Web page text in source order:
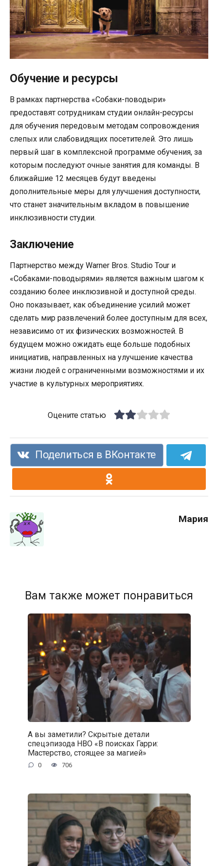
Обучение и ресурсы
В рамках партнерства «Собаки-поводыри»
предоставят сотрудникам студии онлайн-ресурсы
для обучения передовым методам сопровождения
слепых или слабовидящих посетителей. Это лишь
первый шаг в комплексной программе обучения, за
которым последуют очные занятия для команды. В
ближайшие 12 месяцев будут введены
дополнительные меры для улучшения доступности,
что станет значительным вкладом в повышение
инклюзивности студии.
Заключение
Партнерство между Warner Bros. Studio Tour и
«Собаками-поводырями» является важным шагом к
созданию более инклюзивной и доступной среды.
Оно показывает, как объединение усилий может
сделать мир развлечений более доступным для всех,
независимо от их физических возможностей. В
будущем можно ожидать еще больше подобных
инициатив, направленных на улучшение качества
жизни людей с ограниченными возможностями и их
участие в культурных мероприятиях.
Оцените статью
Поделиться в ВКонтакте
Мария
Вам также может понравиться
А вы заметили? Скрытые детали
спецэпизода HBO «В поисках Гарри:
Мастерство, стоящее за магией»
0 706